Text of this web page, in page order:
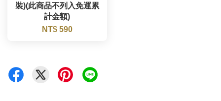
裝)(此商品不列入免運累
計金額)
NT$ 590